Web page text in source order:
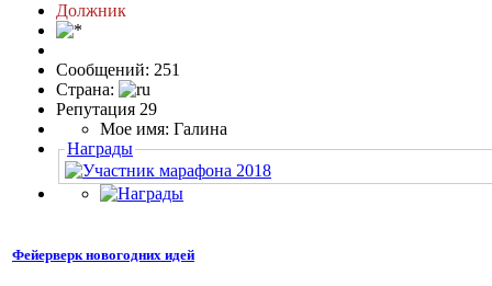
Должник
Сообщений: 251
Страна:
Репутация 29
Мое имя: Галина
Награды
Фейерверк новогодних идей